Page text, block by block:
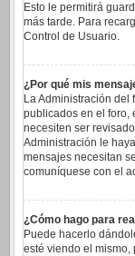
Esto le permitirá
más tarde. Para
Control de Usuario.
¿Por qué mis
La Administración
publicados en el foro,
necesiten ser
Administración le
mensajes necesitan
comuníquese con el
¿Cómo hago para
Puede hacerlo
esté viendo el